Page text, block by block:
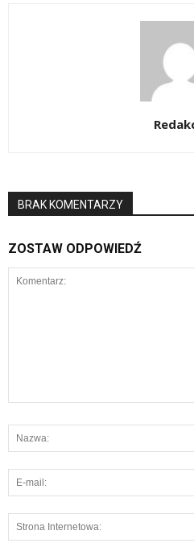
BRAK KOMENTARZY
ZOSTAW ODPOWIEDŹ